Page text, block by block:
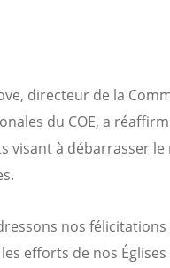
directeur de la
du COE, a
visant à débarrasser
nos
efforts de nos